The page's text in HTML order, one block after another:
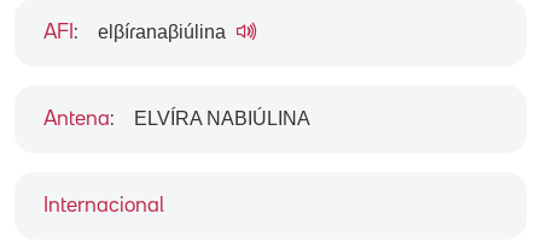
Internacional
AFI : elβíɾanaβiúlina
Antena: ELVÍRA NABIÚLINA